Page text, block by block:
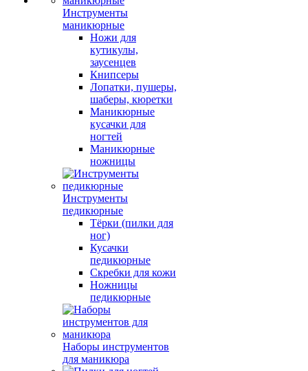
Инструменты
маникюрные
Ножи для
кутикулы,
заусенцев
Книпсеры
Лопатки, пушеры,
шаберы, кюретки
Маникюрные
кусачки для
ногтей
Маникюрные
ножницы
Инструменты
педикюрные
Тёрки (пилки для
ног)
Кусачки
педикюрные
Скребки для кожи
Ножницы
педикюрные
Наборы инструментов
для маникюра